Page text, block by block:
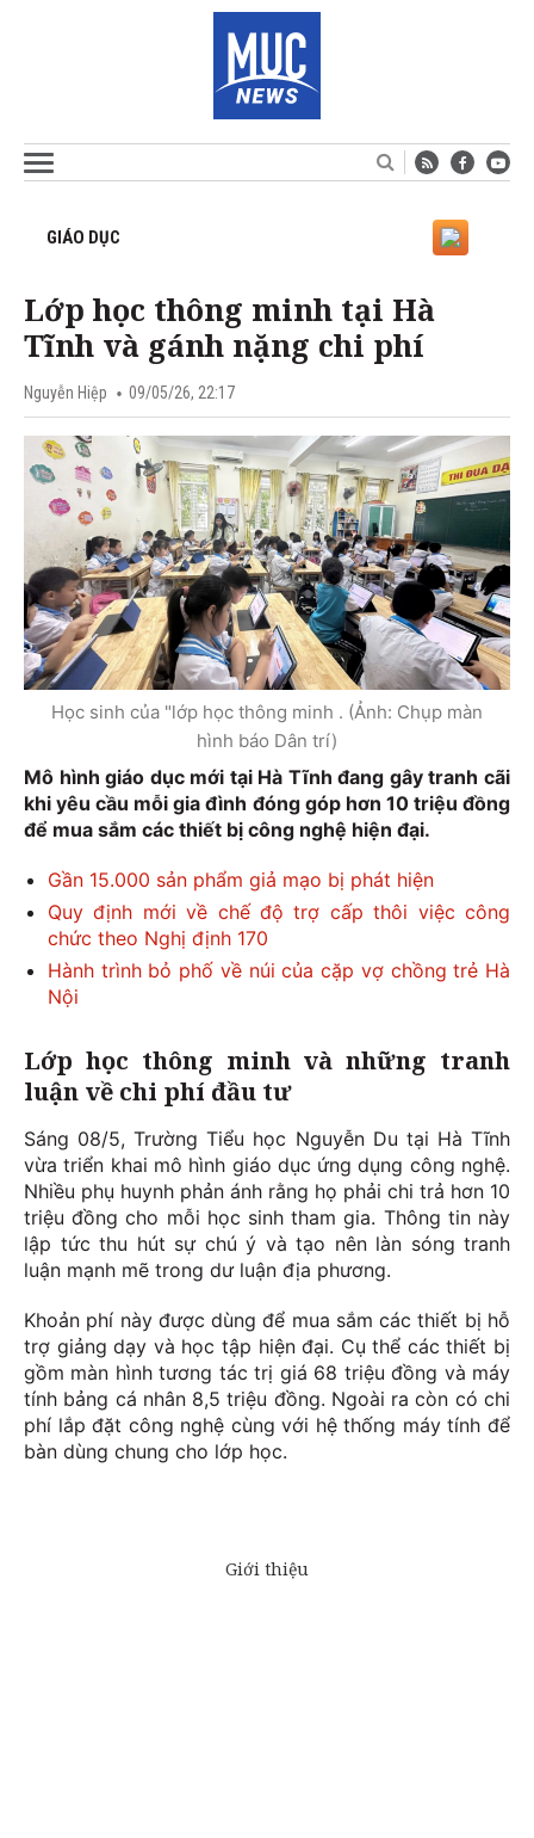
GIÁO DỤC
Lớp học thông minh tại Hà
Tĩnh và gánh nặng chi phí
Nguyễn Hiệp 09/05/26, 22:17
Học sinh của "lớp học thông minh . (Ảnh: Chụp màn
hình báo Dân trí)
Mô hình giáo dục mới tại Hà Tĩnh đang gây tranh cãi
khi yêu cầu mỗi gia đình đóng góp hơn 10 triệu đồng
để mua sắm các thiết bị công nghệ hiện đại.
Gần 15.000 sản phẩm giả mạo bị phát hiện
Quy định mới về chế độ trợ cấp thôi việc công
chức theo Nghị định 170
Hành trình bỏ phố về núi của cặp vợ chồng trẻ Hà
Nội
Lớp học thông minh và những tranh
luận về chi phí đầu tư
Sáng 08/5, Trường Tiểu học Nguyễn Du tại Hà Tĩnh
vừa triển khai mô hình giáo dục ứng dụng công nghệ.
Nhiều phụ huynh phản ánh rằng họ phải chi trả hơn 10
triệu đồng cho mỗi học sinh tham gia. Thông tin này
lập tức thu hút sự chú ý và tạo nên làn sóng tranh
luận mạnh mẽ trong dư luận địa phương.
Khoản phí này được dùng để mua sắm các thiết bị hỗ
trợ giảng dạy và học tập hiện đại. Cụ thể các thiết bị
gồm màn hình tương tác trị giá 68 triệu đồng và máy
tính bảng cá nhân 8,5 triệu đồng. Ngoài ra còn có chi
phí lắp đặt công nghệ cùng với hệ thống máy tính để
bàn dùng chung cho lớp học.